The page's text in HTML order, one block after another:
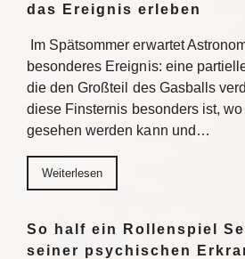
das Ereignis erleben
Im Spätsommer erwartet
besonderes Ereignis: eine
die den Großteil des Gasballs
diese Finsternis besonders ist,
gesehen werden kann und…
Weiterlesen
So half ein Rollenspiel
seiner psychischen